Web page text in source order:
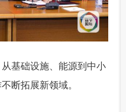
基础设施、能源到中小
断拓展新领域。